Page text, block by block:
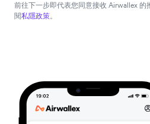
前往下一步即代表您同意接收 Airwallex
閱私隱政策。